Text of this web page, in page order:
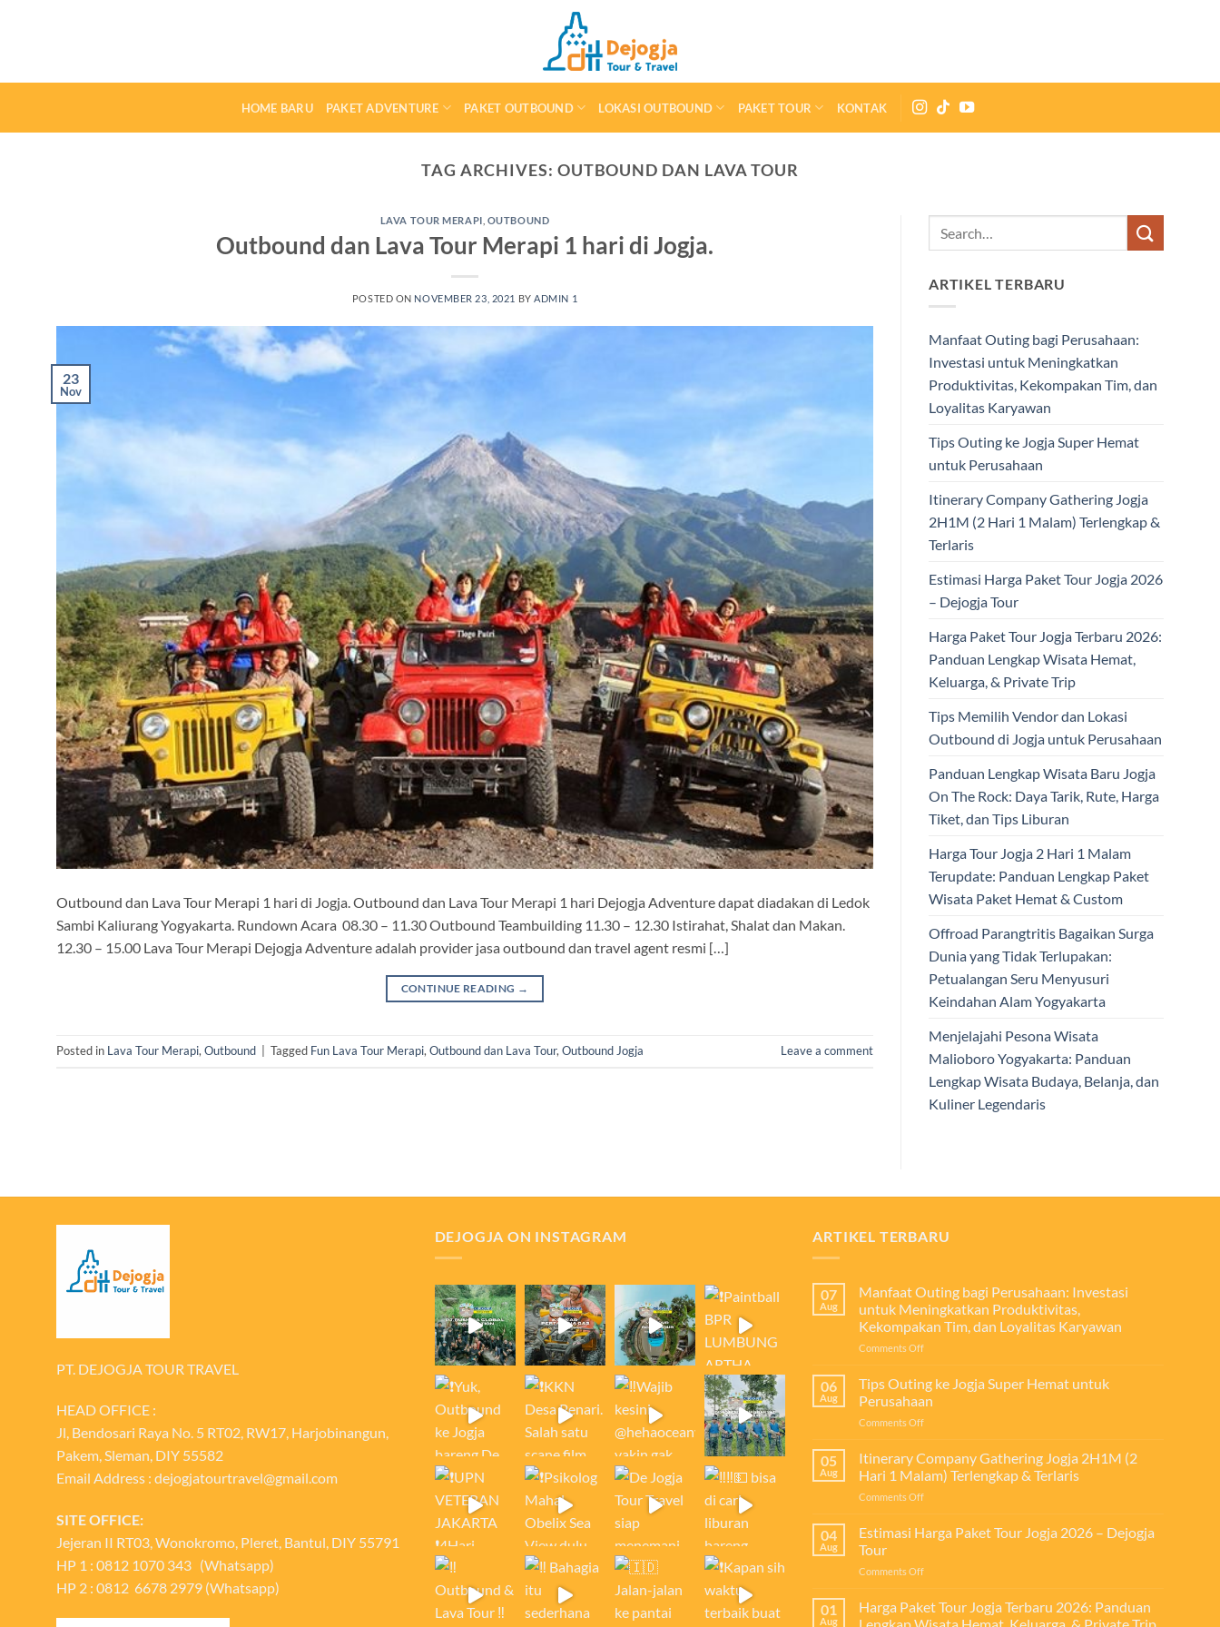
HOME BARU PAKET ADVENTURE PAKET OUTBOUND LOKASI OUTBOUND PAKET TOUR KONTAK
TAG ARCHIVES: OUTBOUND DAN LAVA TOUR
LAVA TOUR MERAPI OUTBOUND
Outbound dan Lava Tour Merapi 1 hari di Jogja.
POSTED ON NOVEMBER 23, 2021 BYADMIN 1
23
Nov
Outbound dan Lava Tour Merapi 1 hari di Jogja. Outbound dan Lava Tour Merapi 1 hari Dejogja Adventure dapat diadakan di Ledok
Sambi Kaliurang Yogyakarta. Rundown Acara 08.30 – 11.30 Outbound Teambuilding 11.30 – 12.30 Istirahat, Shalat dan Makan.
12.30 – 15.00 Lava Tour Merapi Dejogja Adventure adalah provider jasa outbound dan travel agent resmi […]
CONTINUE READING →
Posted in Lava Tour Merapi, Outbound Tagged Fun Lava Tour Merapi, Outbound dan Lava Tour, Outbound Jogja Leave a comment
ARTIKEL TERBARU
Manfaat Outing bagi Perusahaan:
Investasi untuk Meningkatkan
Produktivitas, Kekompakan Tim, dan
Loyalitas Karyawan
Tips Outing ke Jogja Super Hemat
untuk Perusahaan
Itinerary Company Gathering Jogja
2H1M (2 Hari 1 Malam) Terlengkap &
Terlaris
Estimasi Harga Paket Tour Jogja 2026
– Dejogja Tour
Harga Paket Tour Jogja Terbaru 2026:
Panduan Lengkap Wisata Hemat,
Keluarga, & Private Trip
Tips Memilih Vendor dan Lokasi
Outbound di Jogja untuk Perusahaan
Panduan Lengkap Wisata Baru Jogja
On The Rock: Daya Tarik, Rute, Harga
Tiket, dan Tips Liburan
Harga Tour Jogja 2 Hari 1 Malam
Terupdate: Panduan Lengkap Paket
Wisata Paket Hemat & Custom
Offroad Parangtritis Bagaikan Surga
Dunia yang Tidak Terlupakan:
Petualangan Seru Menyusuri
Keindahan Alam Yogyakarta
Menjelajahi Pesona Wisata
Malioboro Yogyakarta: Panduan
Lengkap Wisata Budaya, Belanja, dan
Kuliner Legendaris
PT. DEJOGJA TOUR TRAVEL
HEAD OFFICE :
Jl, Bendosari Raya No. 5 RT02, RW17, Harjobinangun,
Pakem, Sleman, DIY 55582
Email Address : dejogjatourtravel@gmail.com
SITE OFFICE:
Jejeran II RT03, Wonokromo, Pleret, Bantul, DIY 55791
HP 1 : 0812 1070 343 (Whatsapp)
HP 2 : 0812 6678 2979 (Whatsapp)
DEJOGJA ON INSTAGRAM ARTIKEL TERBARU
07
Aug
Manfaat Outing bagi Perusahaan: Investasi
untuk Meningkatkan Produktivitas,
Kekompakan Tim, dan Loyalitas Karyawan
Comments Offon
Outing
bagi
Perusahaan:
Investasi
Meningkatkan
Produktivitas,
Kekompakan
Loyalitas
06
Aug
Tips Outing ke Jogja Super Hemat untuk
Perusahaan
Comments Offon
Outing
Jogja
Super
untuk
05
Aug
Itinerary Company Gathering Jogja 2H1M (2
Hari 1 Malam) Terlengkap & Terlaris
Comments Offon
Company
Gathering
2H1M
Hari
1
04
Aug
Estimasi Harga Paket Tour Jogja 2026 – Dejogja
Tour
Comments Offon
Harga
01
Aug
Harga Paket Tour Jogja Terbaru 2026: Panduan